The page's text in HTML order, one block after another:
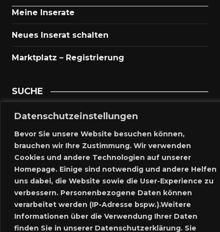
Datenschutzeinstellungen
Bevor Sie unsere Website besuchen können,
brauchen wir Ihre Zustimmung. Wir verwenden
Cookies und andere Technologien auf unserer
Homepage. Einige sind notwendig und andere Helfen
uns dabei, die Website sowie die User-Experience zu
verbessern. Personenbezogene Daten können
verarbeitet werden (IP-Adresse bspw.).Weitere
Informationen über die Verwendung Ihrer Daten
finden Sie in unserer Datenschutzerklärung. Sie
Meine Inserate
Neues Inserat schalten
Marktplatz – Registrierung
SUCHE
SPRACHE: